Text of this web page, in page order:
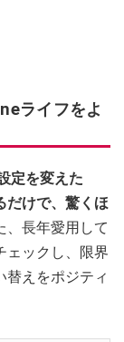
ライフをよ
定を変えた
だけで、驚くほ
、長年愛用して
ェックし、限界
替えをポジティ